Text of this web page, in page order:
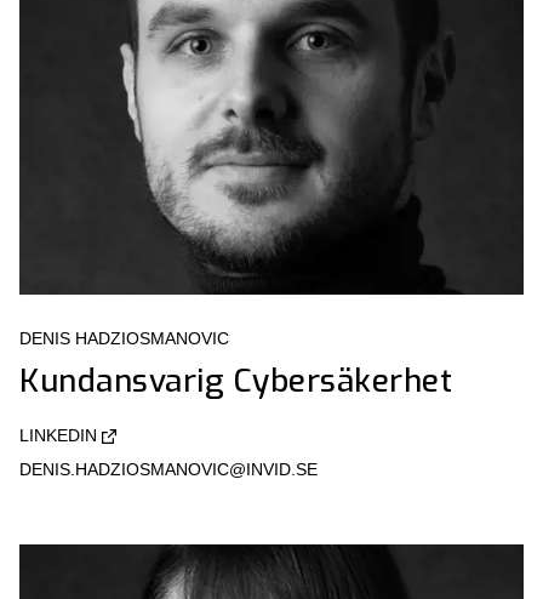
DENIS HADZIOSMANOVIC
Kundansvarig Cybersäkerhet
LINKEDIN
DENIS.HADZIOSMANOVIC@INVID.SE